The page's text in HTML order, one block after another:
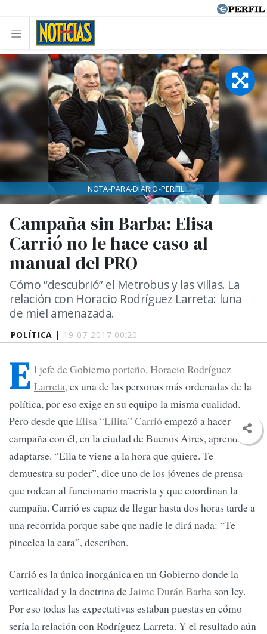
POLÍTICA | 19-07-2017 00:20
Campaña sin Barba: Elisa
Carrió no le hace caso al
manual del PRO
Cómo “descubrió” el Metrobus y las villas. La
relación con Horacio Rodríguez Larreta: luna
de miel amenazada.
NOTA-PARA-DIARIO-PERFIL
E l jefe de Gobierno porteño, Horacio Rodríguez
Larreta,es una de las personas más ordenadas de la
política, por eso exige en su equipo la misma cualidad.
Pero desde queElisa “Lilita” Carrióempezó a hacer
campaña con él, en la ciudad de Buenos Aires, aprendió a
adaptarse. “Ella te viene a la hora que quiere. Te
demuestra su poder”, dice uno de los jóvenes de prensa
que rodean al funcionario macrista y que coordinan la
campaña. Carrió es capaz de llegar hasta dos horas tarde a
una recorrida porque sabe que nadie le dirá nada: “Te
pincelea la cara”, describen.
Carrió es la única inorgánica en un Gobierno donde la
verticalidad y la doctrina deJaime Durán Barba son ley.
Por eso todas las expectativas estaban puestas en cómo
sería la relación con Rodríguez Larreta. Y el resultado aún